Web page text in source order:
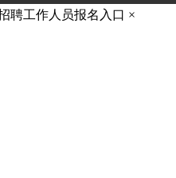
聘工作人员报名入口 ×